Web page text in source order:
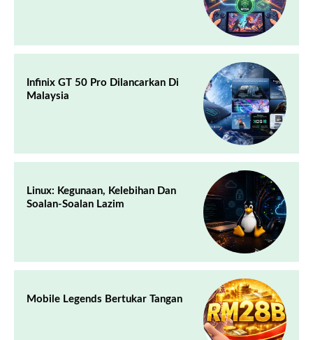
Infinix GT 50 Pro Dilancarkan Di
Malaysia
Linux: Kegunaan, Kelebihan Dan
Soalan-Soalan Lazim
Mobile Legends Bertukar Tangan